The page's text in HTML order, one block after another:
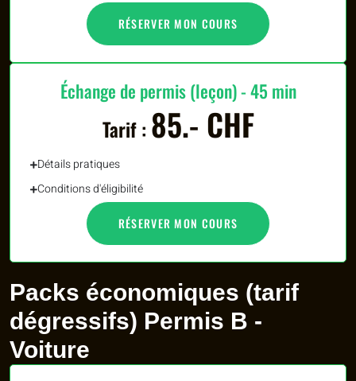
RÉSERVER MON COURS
Échange de permis (leçon) - 45 min
Tarif : 85.- CHF
Détails pratiques
Conditions d'éligibilité
RÉSERVER MON COURS
Packs économiques (tarif
dégressifs) Permis B -
Voiture